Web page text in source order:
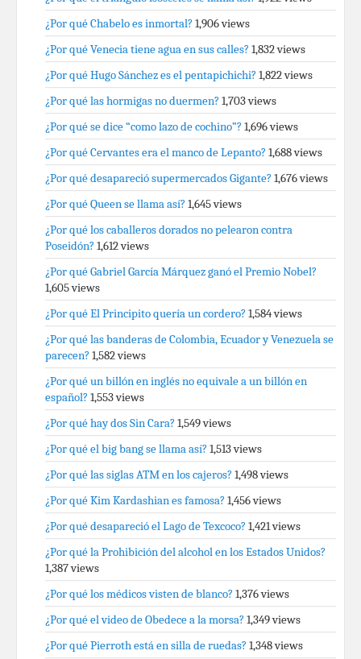
¿Por qué Chabelo es inmortal? 1,906 views
¿Por qué Venecia tiene agua en sus calles? 1,832 views
¿Por qué Hugo Sánchez es el pentapichichi? 1,822 views
¿Por qué las hormigas no duermen? 1,703 views
¿Por qué se dice “como lazo de cochino”? 1,696 views
¿Por qué Cervantes era el manco de Lepanto? 1,688 views
¿Por qué desapareció supermercados Gigante? 1,676 views
¿Por qué Queen se llama así? 1,645 views
¿Por qué los caballeros dorados no pelearon contra
Poseidón? 1,612 views
¿Por qué Gabriel García Márquez ganó el Premio Nobel?
1,605 views
¿Por qué El Principito quería un cordero? 1,584 views
¿Por qué las banderas de Colombia, Ecuador y Venezuela se
parecen? 1,582 views
¿Por qué un billón en inglés no equivale a un billón en
español? 1,553 views
¿Por qué hay dos Sin Cara? 1,549 views
¿Por qué el big bang se llama así? 1,513 views
¿Por qué las siglas ATM en los cajeros? 1,498 views
¿Por qué Kim Kardashian es famosa? 1,456 views
¿Por qué desapareció el Lago de Texcoco? 1,421 views
¿Por qué la Prohibición del alcohol en los Estados Unidos?
1,387 views
¿Por qué los médicos visten de blanco? 1,376 views
¿Por qué el video de Obedece a la morsa? 1,349 views
¿Por qué Pierroth está en silla de ruedas? 1,348 views